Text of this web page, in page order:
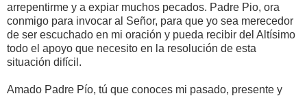
arrepentirme y a expiar muchos pecados. Padre Pio, ora
conmigo para invocar al Señor, para que yo sea merecedor
de ser escuchado en mi oración y pueda recibir del Altísimo
todo el apoyo que necesito en la resolución de esta
situación difícil.
Amado Padre Pío, tú que conoces mi pasado, presente y